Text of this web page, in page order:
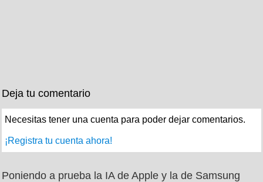
Deja tu comentario
Necesitas tener una cuenta para poder dejar comentarios.
¡Registra tu cuenta ahora!
Poniendo a prueba la IA de Apple y la de Samsung